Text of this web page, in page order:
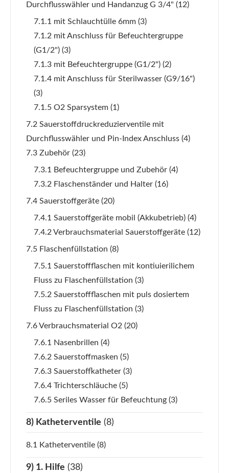
Durchflusswähler und Handanzug G 3/4" (12)
7.1.1 mit Schlauchtülle 6mm (3)
7.1.2 mit Anschluss für Befeuchtergruppe
(G1/2") (3)
7.1.3 mit Befeuchtergruppe (G1/2") (2)
7.1.4 mit Anschluss für Sterilwasser (G9/16")
(3)
7.1.5 O2 Sparsystem (1)
7.2 Sauerstoffdruckreduzierventile mit
Durchflusswähler und Pin-Index Anschluss (4)
7.3 Zubehör (23)
7.3.1 Befeuchtergruppe und Zubehör (4)
7.3.2 Flaschenständer und Halter (16)
7.4 Sauerstoffgeräte (20)
7.4.1 Sauerstoffgeräte mobil (Akkubetrieb) (4)
7.4.2 Verbrauchsmaterial Sauerstoffgeräte (12)
7.5 Flaschenfüllstation (8)
7.5.1 Sauerstoffflaschen mit kontiuierilichem
Fluss zu Flaschenfüllstation (3)
7.5.2 Sauerstoffflaschen mit puls dosiertem
Fluss zu Flaschenfüllstation (3)
7.6 Verbrauchsmaterial O2 (20)
7.6.1 Nasenbrillen (4)
7.6.2 Sauerstoffmasken (5)
7.6.3 Sauerstoffkatheter (3)
7.6.4 Trichterschläuche (5)
7.6.5 Seriles Wasser für Befeuchtung (3)
8) Katheterventile (8)
8.1 Katheterventile (8)
9) 1. Hilfe (38)